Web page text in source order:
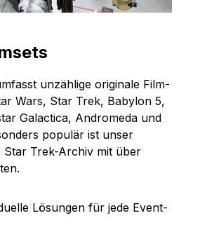
unzählige originale Film-
Wars, Star Trek, Babylon 5,
Galactica, Andromeda und
populär ist unser
Star Trek-Archiv mit über
Lösungen für jede Event-